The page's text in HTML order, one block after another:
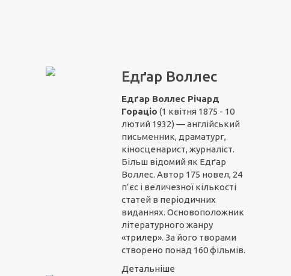
Едґар Воллес
Едґар Воллес Річард
Гораціо (1 квітня 1875 - 10
лютий 1932) — англійський
письменник, драматург,
кіносценарист, журналіст.
Більш відомий як Едґар
Воллес. Автор 175 новел, 24
п’єс і величезної кількості
статей в періодичних
виданнях. Основоположник
літературного жанру
«трилер». За його творами
створено понад 160 фільмів.
Детальніше